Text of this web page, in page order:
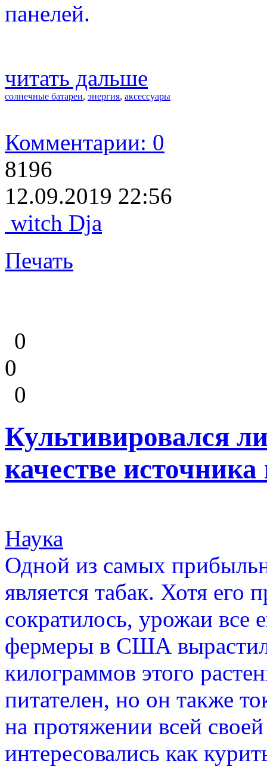
панелей.
читать дальше
солнечные батареи, энергия, аксессуары
Комментарии: 0
8196
12.09.2019 22:56
witch Dja
Печать
0
0
0
Культивировался
качестве
Наука
Одной из самых
является табак. Хотя его
сократилось, урожаи все
фермеры в США
килограммов этого
питателен, но он также
на протяжении всей
интересовались как